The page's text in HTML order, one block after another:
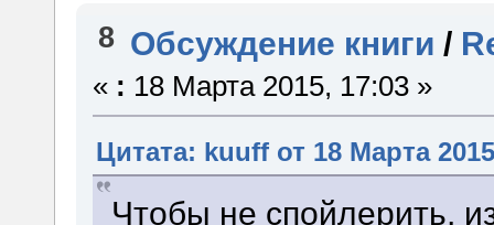
8 Обсуждение книги /
« : 18 Марта 2015, 17:03 »
Цитата: kuuff от 18 Марта
Чтобы не спойлерить,